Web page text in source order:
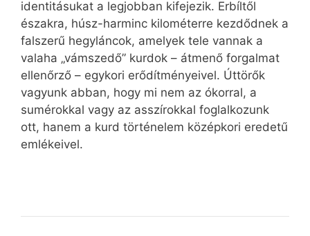
identitásukat a legjobban kifejezik. Erbíltől
északra, húsz-harminc kilométerre kezdődnek a
falszerű hegyláncok, amelyek tele vannak a
valaha „vámszedő” kurdok – átmenő forgalmat
ellenőrző – egykori erődítményeivel. Úttörők
vagyunk abban, hogy mi nem az ókorral, a
sumérokkal vagy az asszírokkal foglalkozunk
ott, hanem a kurd történelem középkori eredetű
emlékeivel.